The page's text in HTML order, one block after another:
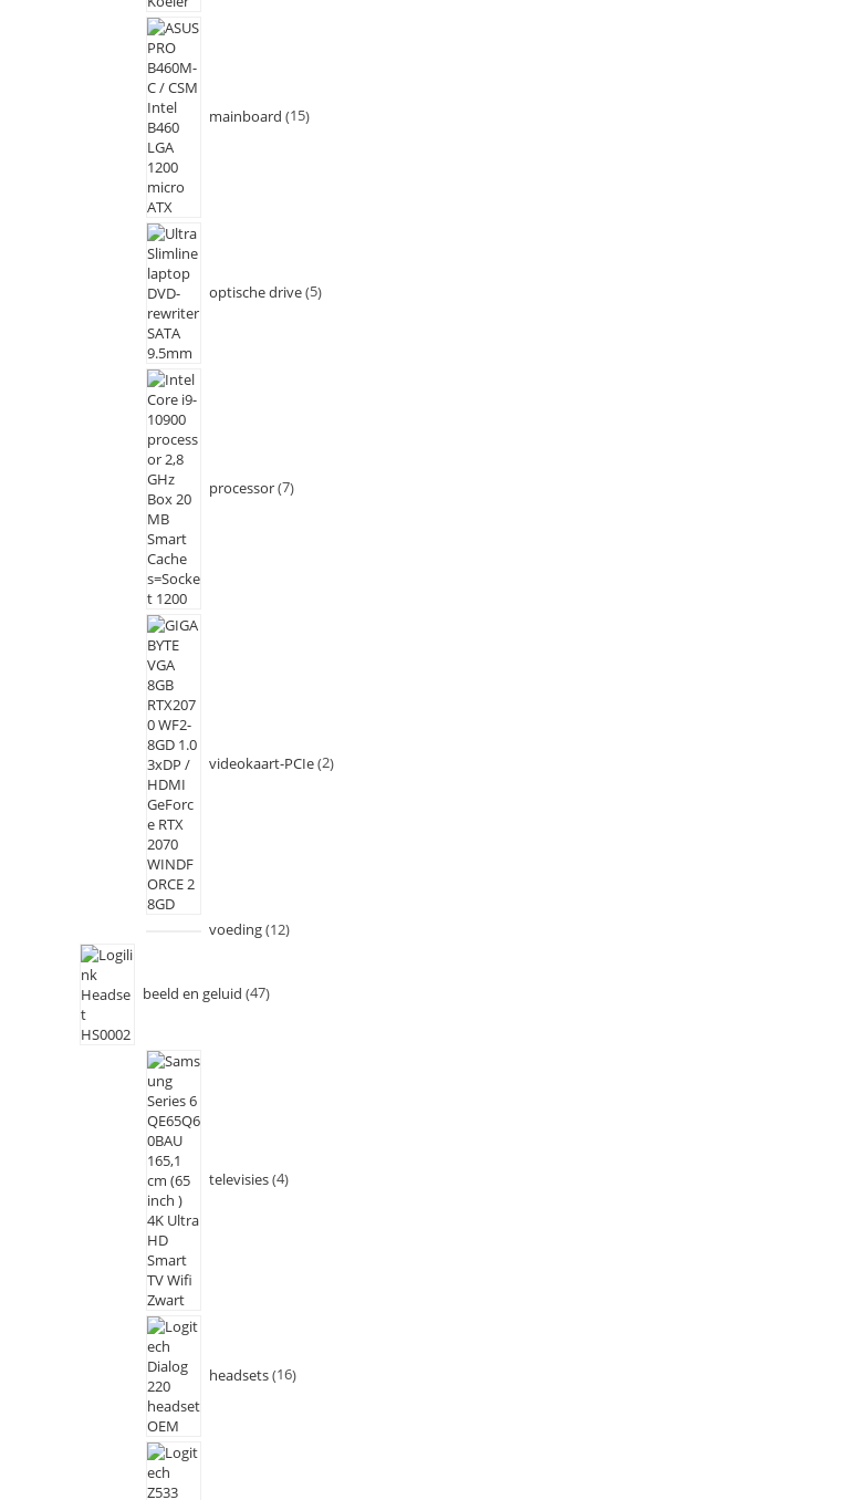
mainboard 15
optische drive 5
processor 7
videokaart-PCIe 2
voeding 12
beeld en geluid 47
televisies 4
headsets 16